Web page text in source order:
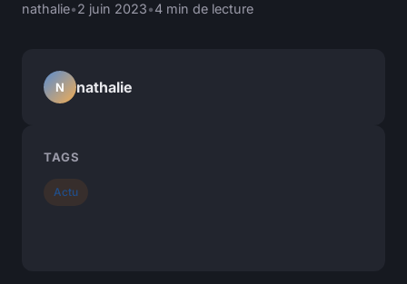
nathalie•2 juin 2023•4 min de lecture
N nathalie
TAGS
Actu